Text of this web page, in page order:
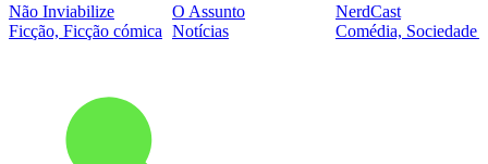
Não Inviabilize
Ficção, Ficção cómica
O Assunto
Notícias
NerdCast
Comédia, Sociedade